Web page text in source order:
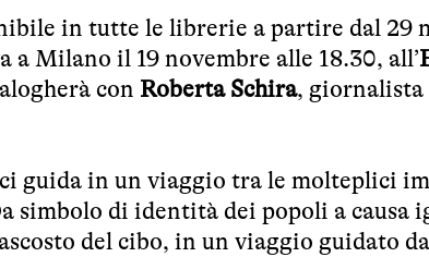
in tutte le librerie a partire dal 29
a Milano il 19 novembre alle 18.30, all’
con Roberta Schira, giornalista
guida in un viaggio tra le molteplici
simbolo di identità dei popoli a causa
del cibo, in un viaggio guidato